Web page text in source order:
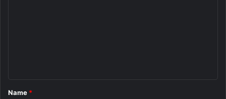
*
Name *